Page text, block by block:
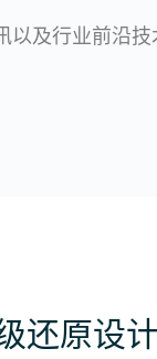
以及行业前沿技
还原设计